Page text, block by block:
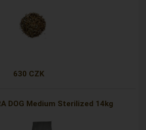
630 CZK
DOG Medium Sterilized 14kg